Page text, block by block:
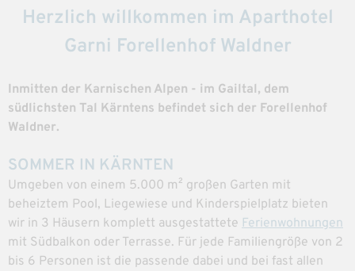
Herzlich willkommen im Aparthotel
Garni Forellenhof Waldner
Inmitten der Karnischen Alpen - im Gailtal, dem
südlichsten Tal Kärntens befindet sich der Forellenhof
Waldner.
SOMMER IN KÄRNTEN
Umgeben von einem 5.000 m² großen Garten mit
beheiztem Pool, Liegewiese und Kinderspielplatz bieten
wir in 3 Häusern komplett ausgestattete Ferienwohnungen
mit Südbalkon oder Terrasse. Für jede Familiengröße von 2
bis 6 Personen ist die passende dabei und bei fast allen